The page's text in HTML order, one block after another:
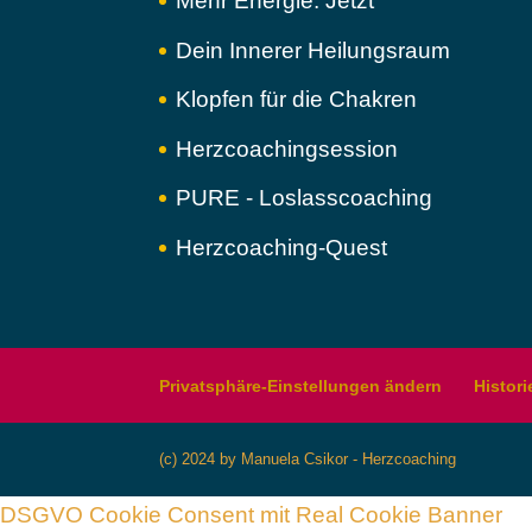
Dein Innerer Heilungsraum
Klopfen für die Chakren
Herzcoachingsession
PURE - Loslasscoaching
Herzcoaching-Quest
Privatsphäre-Einstellungen ändern
(c) 2024 by Manuela Csikor - Herzcoaching
DSGVO Cookie Consent mit Real Cookie Banner